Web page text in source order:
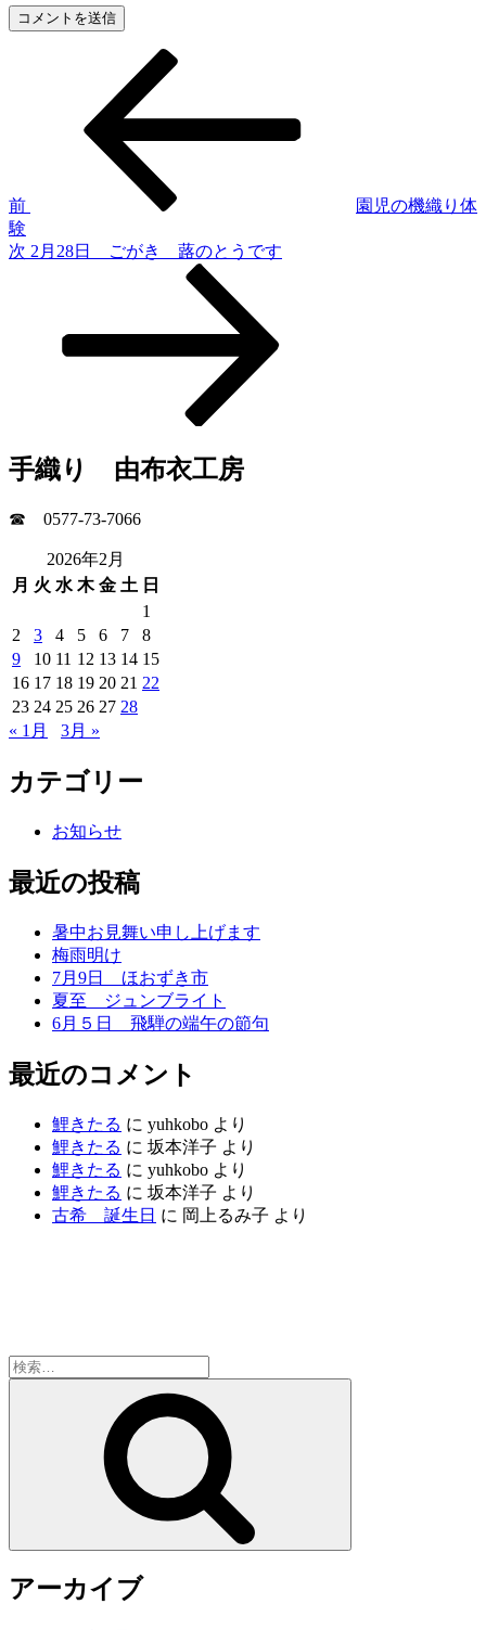
ゲ
ー
前
園児の機織り体
験
次
次 2月28日 ごがき 蕗のとうです
手織り 由布衣工房
☎ 0577-73-7066
2026年2月
月 火 水 木 金 土 日
1
2
3 4 5 6 7
8
9
10 11 12 13 14 15
16 17 18 19 20 21 22
23 24 25 26 27 28
« 1月
3月 »
カテゴリー
お知らせ
最近の投稿
暑中お見舞い申し上げます
梅雨明け
7月9日 ほおずき市
夏至 ジュンブライト
6月５日 飛騨の端午の節句
最近のコメント
鯉きたる に yuhkobo より
鯉きたる に 坂本洋子 より
鯉きたる に yuhkobo より
鯉きたる に 坂本洋子 より
古希 誕生日 に 岡上るみ子 より
検
索:
アーカイブ